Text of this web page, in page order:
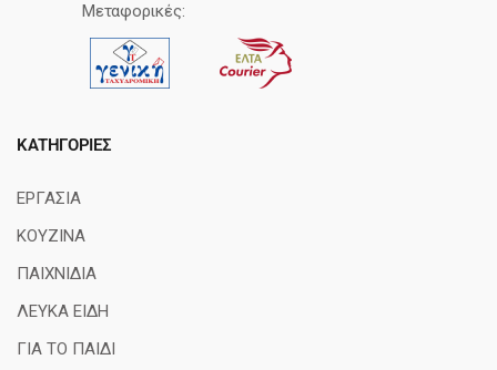
Μεταφορικές:
ΚΑΤΗΓΟΡΊΕΣ
ΕΡΓΑΣΙΑ
ΚΟΥΖΙΝΑ
ΠΑΙΧΝΙΔΙΑ
ΛΕΥΚΑ ΕΙΔΗ
ΓΙΑ ΤΟ ΠΑΙΔΙ